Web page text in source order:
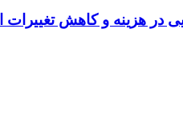
در هزینه و کاهش تغییرات